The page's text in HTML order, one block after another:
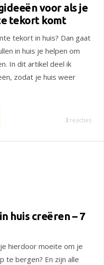
voor als je
tekort komt
tekort in huis? Dan gaat
in huis je helpen om
In dit artikel deel ik
zodat je huis weer
3 reacties
huis creëren – 7
hierdoor moeite om je
te bergen? En zijn alle